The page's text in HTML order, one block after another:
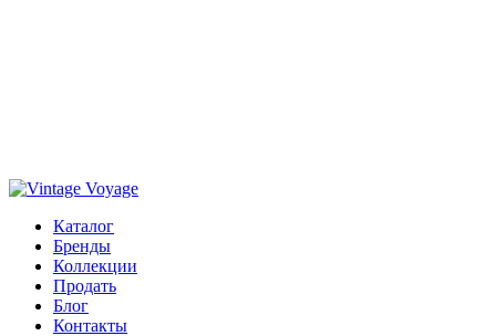
Каталог
Бренды
Коллекции
Продать
Блог
Контакты